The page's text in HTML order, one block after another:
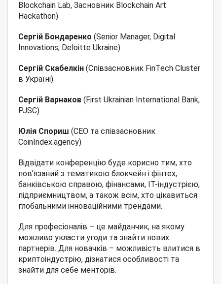
Blockchain Lab, Засновник Blockchain Art
Hackathon)
Сергій Бондаренко (Senior Manager, Digital
Innovations, Deloitte Ukraine)
Сергій Скабелкін (Співзасновник FinTech Cluster
в Україні)
Сергій Варнаков (First Ukrainian International Bank,
PJSC)
Юлія Спориш (СЕО та співзасновник
CoinIndex.agency)
Відвідати конференцію буде корисно тим, хто
пов’язаний з тематикою блокчейн і фінтех,
банківською справою, фінансами, IT-індустрією,
підприємництвом, а також всім, хто цікавиться
глобальними інноваційними трендами.
Для професіоналів – це майданчик, на якому
можливо укласти угоди та знайти нових
партнерів. Для новачків – можливість влитися в
криптоіндустрію, дізнатися особливості та
знайти для себе менторів.